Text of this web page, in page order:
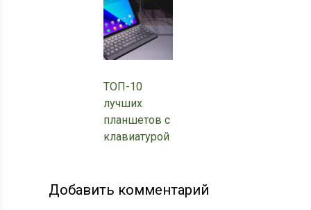
ТОП-10
лучших
планшетов с
клавиатурой
Добавить комментарий